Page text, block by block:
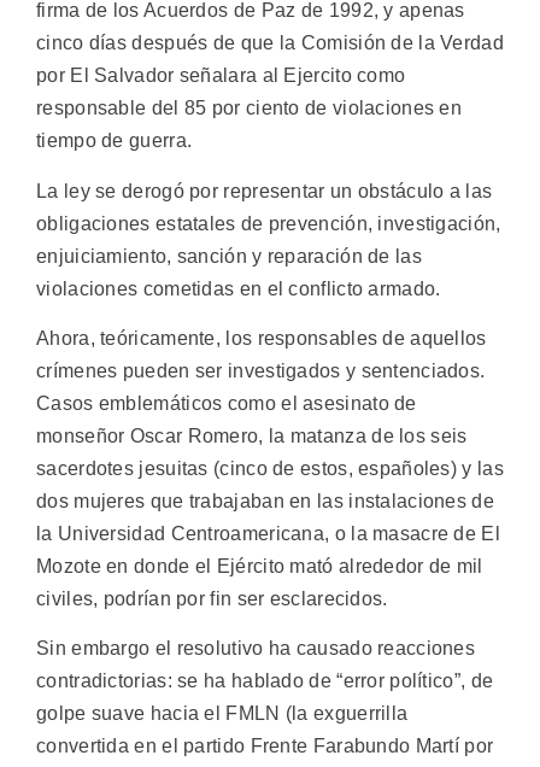
firma de los Acuerdos de Paz de 1992, y apenas
cinco días después de que la Comisión de la Verdad
por El Salvador señalara al Ejercito como
responsable del 85 por ciento de violaciones en
tiempo de guerra.
La ley se derogó por representar un obstáculo a las
obligaciones estatales de prevención, investigación,
enjuiciamiento, sanción y reparación de las
violaciones cometidas en el conflicto armado.
Ahora, teóricamente, los responsables de aquellos
crímenes pueden ser investigados y sentenciados.
Casos emblemáticos como el asesinato de
monseñor Oscar Romero, la matanza de los seis
sacerdotes jesuitas (cinco de estos, españoles) y las
dos mujeres que trabajaban en las instalaciones de
la Universidad Centroamericana, o la masacre de El
Mozote en donde el Ejército mató alrededor de mil
civiles, podrían por fin ser esclarecidos.
Sin embargo el resolutivo ha causado reacciones
contradictorias: se ha hablado de “error político”, de
golpe suave hacia el FMLN (la exguerrilla
convertida en el partido Frente Farabundo Martí por